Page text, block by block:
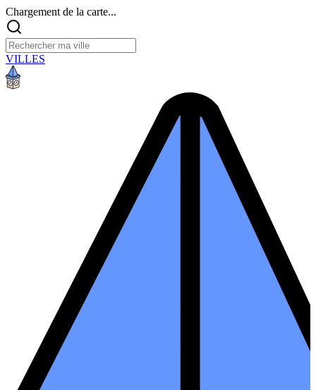
Chargement de la carte...
VILLES